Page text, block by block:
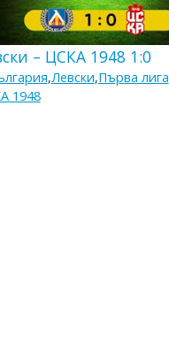
– ЦСКА 1948 1:0
,Левски,Първа лига
1948